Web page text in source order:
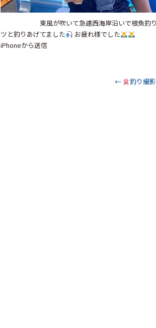
東風が吹いて急遽西海岸沿いで根魚釣りを
ツと釣りあげてました
お疲れ様でした
iPhoneから送信
← 釣り撮影